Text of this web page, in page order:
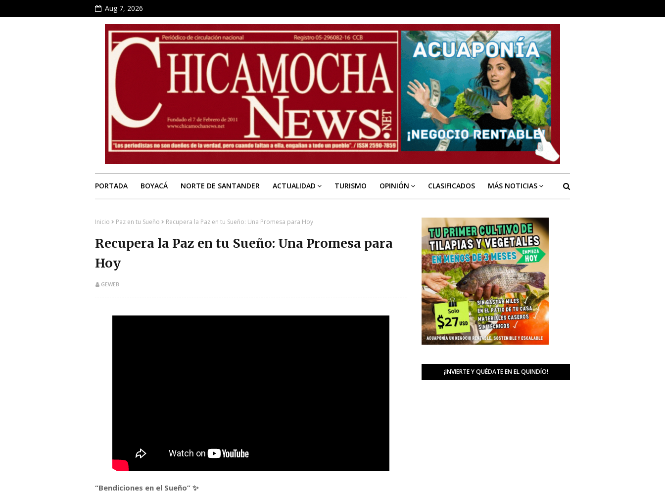
Aug 7, 2026
PORTADA BOYACÁ NORTE DE SANTANDER ACTUALIDAD TURISMO OPINIÓN CLASIFICADOS MÁS NOTICIAS
Inicio Paz en tu Sueño Recupera la Paz en tu Sueño: Una Promesa para Hoy
Recupera la Paz en tu Sueño: Una Promesa para
Hoy
GEWEB
“Bendiciones en el Sueño” ✨
¡INVIERTE Y QUÉDATE EN EL QUINDÍO!